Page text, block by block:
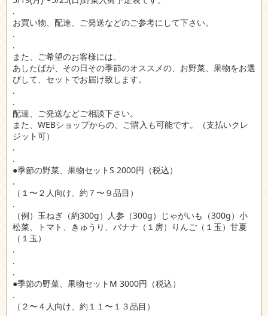
.
お買い物、配達、ご発送などのご参考にして下さい。
.
.
また、ご希望のお客様には、
あしたばが、その日その季節のオススメの、お野菜、果物をお選
びして、セットでお届け致します。
.
.
配達、ご発送などご相談下さい。
また、WEBショップからの、ご購入も可能です。（支払いクレ
ジット可）
.
.
●季節の野菜、果物セットS 2000円（税込）
.
（１〜２人向け、約７〜９品目）
.
（例）玉ねぎ（約300g）人参（300g）じゃがいも（300g）小
松菜、トマト、きゅうり、バナナ（１房）りんご（１玉）甘夏
（１玉）
.
.
.
●季節の野菜、果物セットM 3000円（税込）
.
（２〜４人向け、約１１〜１３品目）